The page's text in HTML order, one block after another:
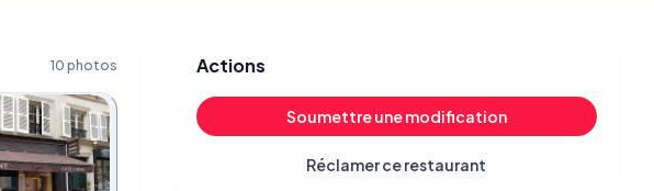
10 photos Actions
Soumettre une modification
Réclamer ce restaurant